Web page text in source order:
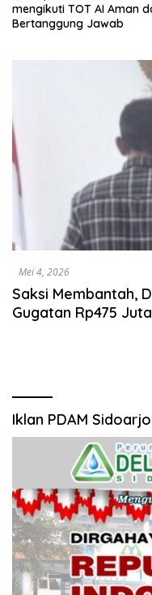
mengikuti TOT AI Aman
Bertanggung Jawab
Mei 4, 2026
Saksi Membantah,
Gugatan Rp475
Iklan PDAM Sidoarjo